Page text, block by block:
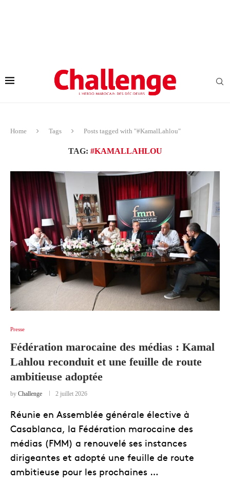
Home Tags Posts tagged with "#KamalLahlou"
TAG: #KAMALLAHLOU
Presse
Fédération marocaine des médias : Kamal
Lahlou reconduit et une feuille de route
ambitieuse adoptée
by Challenge 2 juillet 2026
Réunie en Assemblée générale élective à
Casablanca, la Fédération marocaine des
médias (FMM) a renouvelé ses instances
dirigeantes et adopté une feuille de route
ambitieuse pour les prochaines …